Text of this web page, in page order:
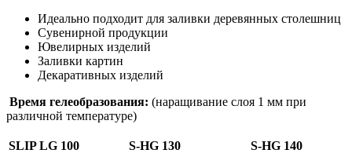
Идеально подходит для заливки деревянных столешниц
Сувенирной продукции
Ювелирных изделий
Заливки картин
Декаративных изделий
Время гелеобразования: (наращивание слоя 1 мм при
различной температуре)
SLIP LG 100 S-HG 130
S-HG 140